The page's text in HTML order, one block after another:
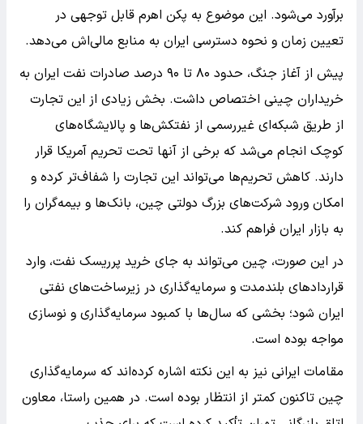
برآورد می‌شود. این موضوع به پکن اهرم قابل توجهی در
تعیین زمان و نحوه دسترسی ایران به منابع مالی‌اش می‌دهد.
پیش از آغاز جنگ، حدود ۸۰ تا ۹۰ درصد صادرات نفت ایران به
خریداران چینی اختصاص داشت. بخش زیادی از این تجارت
از طریق شبکه‌ای غیررسمی از نفتکش‌ها و پالایشگاه‌های
کوچک انجام می‌شد که برخی از آنها تحت تحریم آمریکا قرار
دارند. کاهش تحریم‌ها می‌تواند این تجارت را شفاف‌تر کرده و
امکان ورود شرکت‌های بزرگ دولتی چین، بانک‌ها و بیمه‌گران را
به بازار ایران فراهم کند.
در این صورت، چین می‌تواند به جای خرید پرریسک نفت، وارد
قراردادهای بلندمدت و سرمایه‌گذاری در زیرساخت‌های نفتی
ایران شود؛ بخشی که سال‌ها با کمبود سرمایه‌گذاری و نوسازی
مواجه بوده است.
مقامات ایرانی نیز به این نکته اشاره کرده‌اند که سرمایه‌گذاری
چین تاکنون کمتر از انتظار بوده است. در همین راستا، معاون